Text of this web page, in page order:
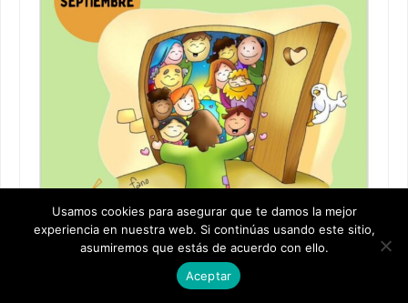
Usamos cookies para asegurar que te damos la mejor
experiencia en nuestra web. Si continúas usando este sitio,
asumiremos que estás de acuerdo con ello.
Aceptar